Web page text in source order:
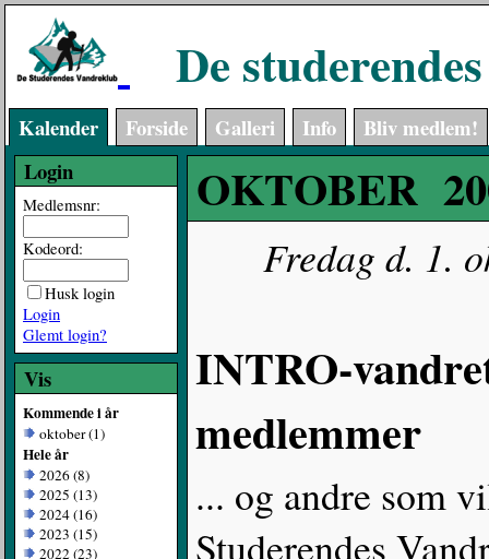
De
Kalender Forside Galleri Info
Bliv medlem!
Login
Medlemsnr:
Kodeord:
Husk login
Login
Glemt login?
Vis
Kommende i år
oktober (1)
Hele år
2026 (8)
2025 (13)
2024 (16)
2023 (15)
2022 (23)
OKTOBER
Fredag d. 1.
INTRO-
medlemmer
... og andre som
Studerendes